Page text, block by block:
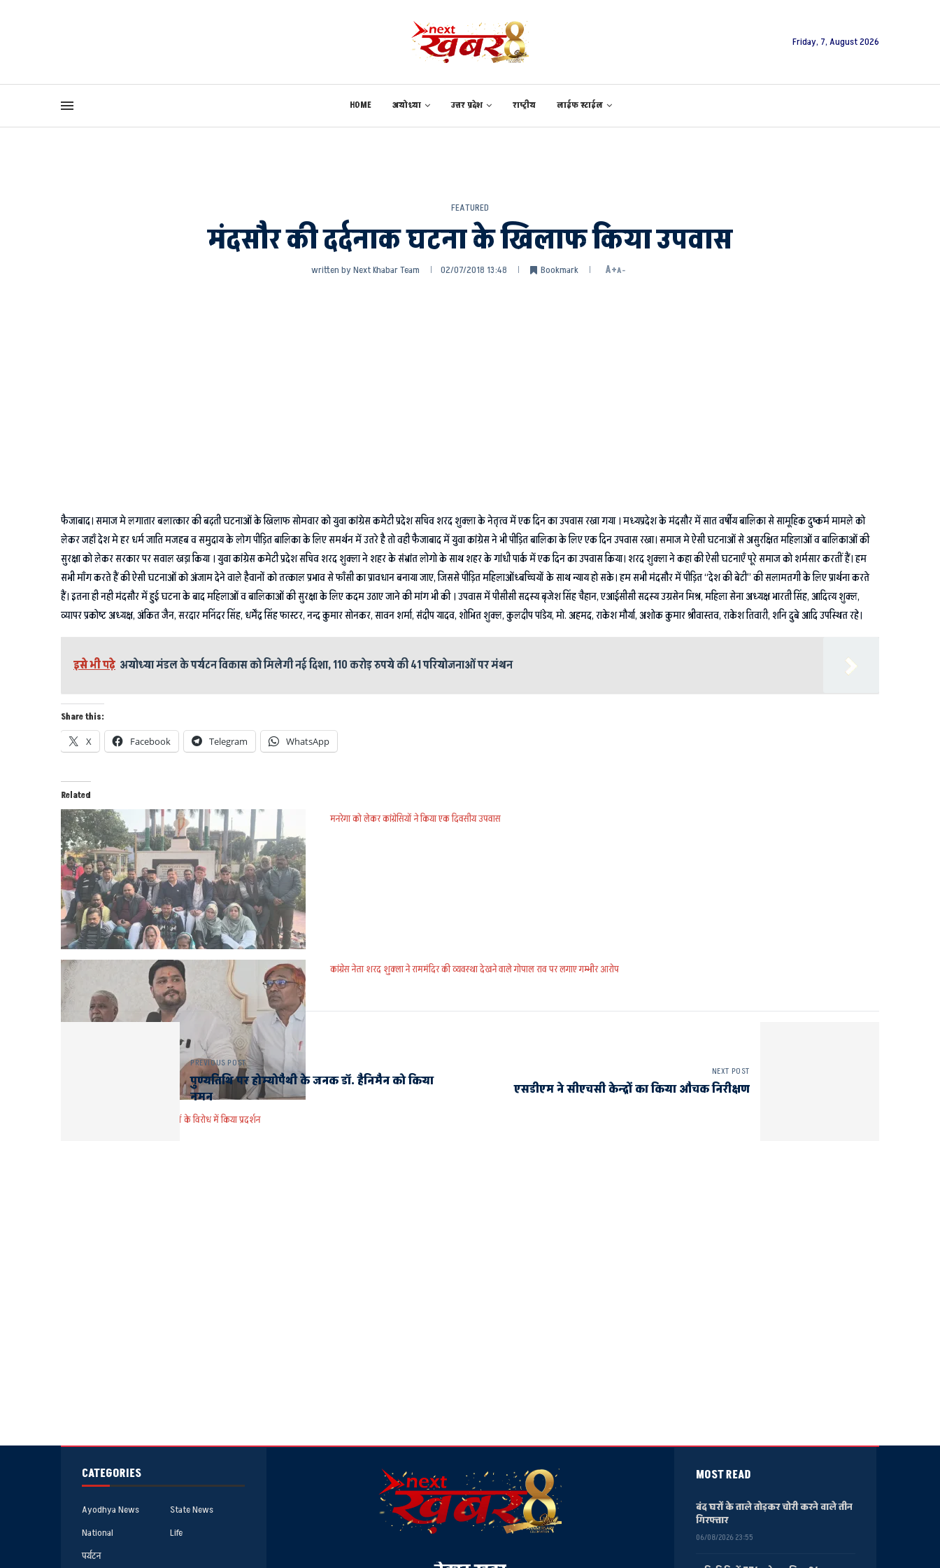
Friday, 7, August 2026
HOME अयोध्या उत्तर प्रदेश राष्ट्रीय लाईफ स्टाईल
FEATURED
मंदसौर की दर्दनाक घटना के खिलाफ किया उपवास
written byNext Khabar Team 02/07/2018 13:48 Bookmark A+A-
फैजाबाद। समाज मे लगातार बलात्कार की बढ़ती घटनाओं के खिलाफ सोमवार को युवा कांग्रेस कमेटी प्रदेश सचिव शरद शुक्ला के नेतृत्व में एक दिन का उपवास रखा गया । मध्यप्रदेश के मंदसौर में सात वर्षीय बालिका से सामूहिक दुष्कर्म मामले को
लेकर जहाँ देश मे हर धर्म जाति मजहब व समुदाय के लोग पीड़ित बालिका के लिए समर्थन में उतरे है तो वही फैजाबाद में युवा कांग्रेस ने भी पीड़ित बालिका के लिए एक दिन उपवास रखा। समाज मे ऐसी घटनाओं से असुरक्षित महिलाओं व बालिकाओं की
सुरक्षा को लेकर सरकार पर सवाल खड़ा किया । युवा कांग्रेस कमेटी प्रदेश सचिव शरद शुक्ला ने शहर के संभ्रांत लोगो के साथ शहर के गांधी पार्क में एक दिन का उपवास किया। शरद शुक्ला ने कहा की ऐसी घटनाएँ पूरे समाज को शर्मसार करतीं हैं। हम
सभी माँग करते हैं की ऐसी घटनाओं को अंजाम देने वाले हैवानों को तत्काल प्रभाव से फाँसी का प्रावधान बनाया जाए, जिससे पीड़ित महिलाओंध्बच्चियों के साथ न्याय हो सके। हम सभी मंदसौर में पीड़ित “देश की बेटी” की सलामतगी के लिए प्रार्थना करते
हैं। इतना ही नही मंदसौर में हुई घटना के बाद महिलाओं व बालिकाओं की सुरक्षा के लिए कदम उठाए जाने की मांग भी की । उपवास में पीसीसी सदस्य बृजेश सिंह चैहान, एआईसीसी सदस्य उग्रसेन मिश्र, महिला सेना अध्यक्ष भारती सिंह, आदित्य शुक्ल,
व्यापर प्रकोष्ट अध्यक्ष, अंकित जैन, सरदार मनिंदर सिंह, धर्मेंद्र सिंह फास्टर, नन्द कुमार सोनकर, सावन शर्मा, संदीप यादव, शोभित शुक्ल, कुलदीप पांडेय, मो. अहमद, राकेश मौर्या, अशोक कुमार श्रीवास्तव, राकेश तिवारी, शनि दुबे आदि उपस्थित रहे।
इसे भी पढ़े अयोध्या मंडल के पर्यटन विकास को मिलेगी नई दिशा, 110 करोड़ रुपये की 41 परियोजनाओं पर मंथन
Share this:
X Facebook Telegram WhatsApp
Related
मनरेगा को लेकर कांग्रेसियों ने किया एक दिवसीय उपवास
कांग्रेस नेता शरद शुक्ला ने राममंदिर की व्यवस्था देखने वाले गोपाल राव पर लगाए गम्भीर आरोप
बच्चियों के साथ हो रही वीभत्स घटनाओं के विरोध में किया प्रदर्शन
PREVIOUS POST
पुण्यतिथि पर होम्योपैथी के जनक डॉ. हैनिमैन को किया
नमन
NEXT POST
एसडीएम ने सीएचसी केन्द्रों का किया औचक निरीक्षण
CATEGORIES
Ayodhya News
State News
National
Life
पर्यटन
MOST READ
बंद घरों के ताले तोड़कर चोरी करने वाले तीन
गिरफ्तार
06/08/2026 23:55